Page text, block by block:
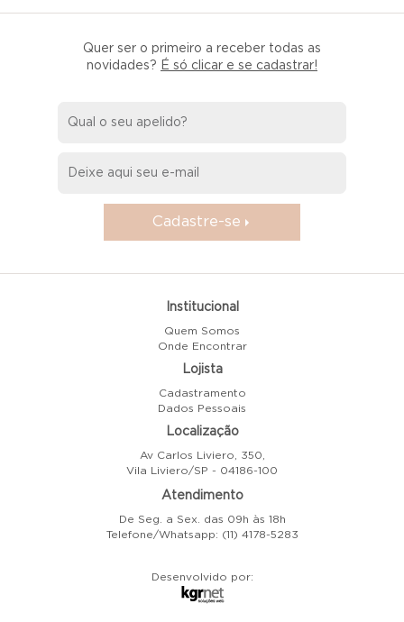
Quer ser o primeiro a receber todas as
novidades? É só clicar e se cadastrar!
Cadastre-se
Institucional
Quem Somos
Onde Encontrar
Lojista
Cadastramento
Dados Pessoais
Localização
Av Carlos Liviero, 350,
Vila Liviero/SP - 04186-100
Atendimento
De Seg. a Sex. das 09h às 18h
Telefone/Whatsapp: (11) 4178-5283
Desenvolvido por: